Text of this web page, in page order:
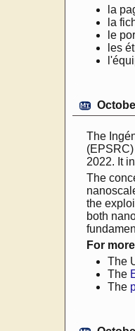
la
la
le
les
The
2022. It
The
the
both
For
The
The
The